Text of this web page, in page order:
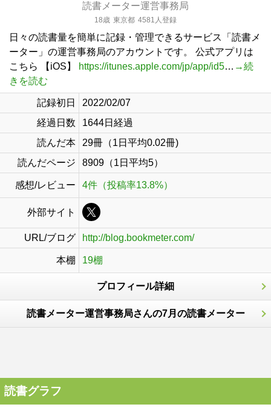
読書メーター運営事務局
18歳 東京都 4581人登録
日々の読書量を簡単に記録・管理できるサービス「読書メ
ーター」の運営事務局のアカウントです。 公式アプリは
こちら 【iOS】
https://itunes.apple.com/jp/app/id5… →続
きを読む
記録初日
2022/02/07
経過日数
1644日経過
読んだ本
29冊（1日平均0.02冊)
読んだページ
8909（1日平均5）
感想/レビュー 4件（投稿率13.8%）
外部サイト
URL/ブログ http://blog.bookmeter.com/
本棚 19棚
プロフィール詳細
読書メーター運営事務局さんの7月の読書メーター
読書グラフ